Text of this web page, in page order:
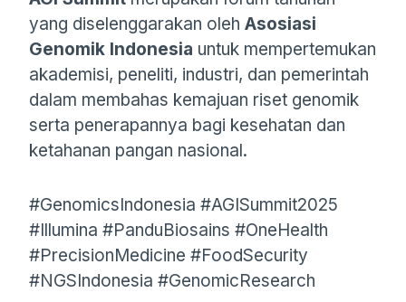
yang diselenggarakan oleh Asosiasi
Genomik Indonesia untuk mempertemukan
akademisi, peneliti, industri, dan pemerintah
dalam membahas kemajuan riset genomik
serta penerapannya bagi kesehatan dan
ketahanan pangan nasional.
#GenomicsIndonesia #AGISummit2025
#Illumina #PanduBiosains #OneHealth
#PrecisionMedicine #FoodSecurity
#NGSIndonesia #GenomicResearch